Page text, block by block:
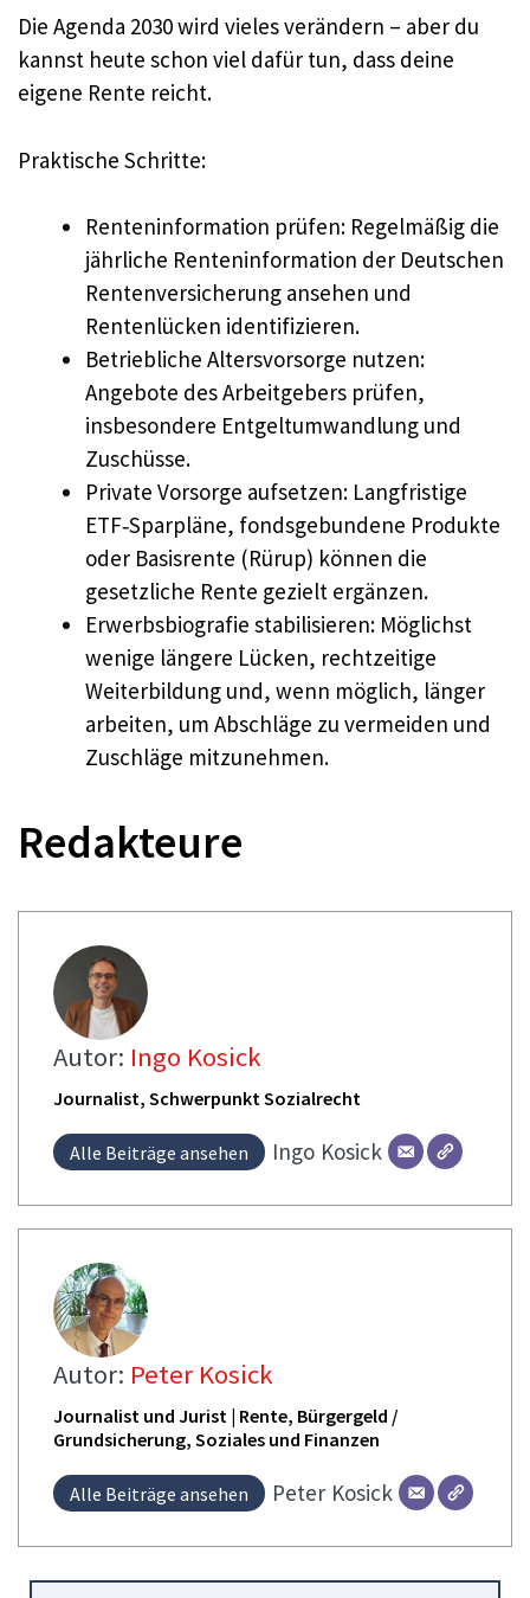
Die Agenda 2030 wird vieles verändern – aber du
kannst heute schon viel dafür tun, dass deine
eigene Rente reicht.
Praktische Schritte:
Renteninformation prüfen: Regelmäßig die
jährliche Renteninformation der Deutschen
Rentenversicherung ansehen und
Rentenlücken identifizieren.
Betriebliche Altersvorsorge nutzen:
Angebote des Arbeitgebers prüfen,
insbesondere Entgeltumwandlung und
Zuschüsse.
Private Vorsorge aufsetzen: Langfristige
ETF‑Sparpläne, fondsgebundene Produkte
oder Basisrente (Rürup) können die
gesetzliche Rente gezielt ergänzen.
Erwerbsbiografie stabilisieren: Möglichst
wenige längere Lücken, rechtzeitige
Weiterbildung und, wenn möglich, länger
arbeiten, um Abschläge zu vermeiden und
Zuschläge mitzunehmen.
Redakteure
Autor: Ingo Kosick
Journalist, Schwerpunkt Sozialrecht
Alle Beiträge ansehen Ingo Kosick
Autor: Peter Kosick
Journalist und Jurist | Rente, Bürgergeld /
Grundsicherung, Soziales und Finanzen
Alle Beiträge ansehen Peter Kosick